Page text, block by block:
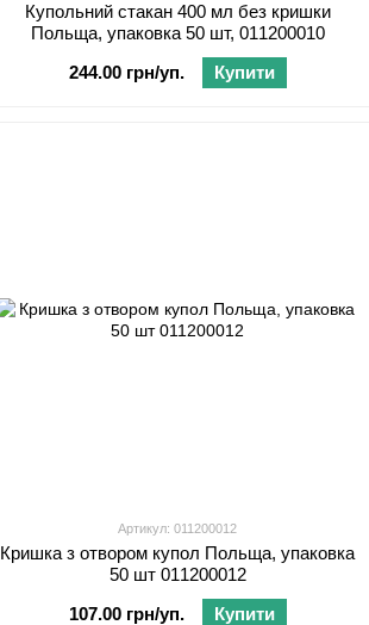
Купольний стакан 400 мл без кришки
Польща, упаковка 50 шт, 011200010
244.00 грн/уп.
Купити
Артикул: 011200012
Кришка з отвором купол Польща, упаковка
50 шт 011200012
107.00 грн/уп.
Купити